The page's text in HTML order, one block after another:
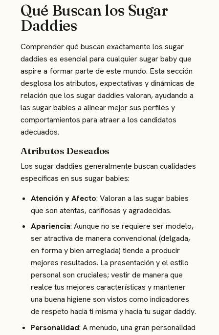
Qué Buscan los Sugar
Daddies
Comprender qué buscan exactamente los sugar
daddies es esencial para cualquier sugar baby que
aspire a formar parte de este mundo. Esta sección
desglosa los atributos, expectativas y dinámicas de
relación que los sugar daddies valoran, ayudando a
las sugar babies a alinear mejor sus perfiles y
comportamientos para atraer a los candidatos
adecuados.
Atributos Deseados
Los sugar daddies generalmente buscan cualidades
específicas en sus sugar babies:
Atención y Afecto: Valoran a las sugar babies
que son atentas, cariñosas y agradecidas​.
Apariencia: Aunque no se requiere ser modelo,
ser atractiva de manera convencional (delgada,
en forma y bien arreglada) tiende a producir
mejores resultados. La presentación y el estilo
personal son cruciales; vestir de manera que
realce tus mejores características y mantener
una buena higiene son vistos como indicadores
de respeto hacia ti misma y hacia tu sugar daddy​.
Personalidad: A menudo, una gran personalidad